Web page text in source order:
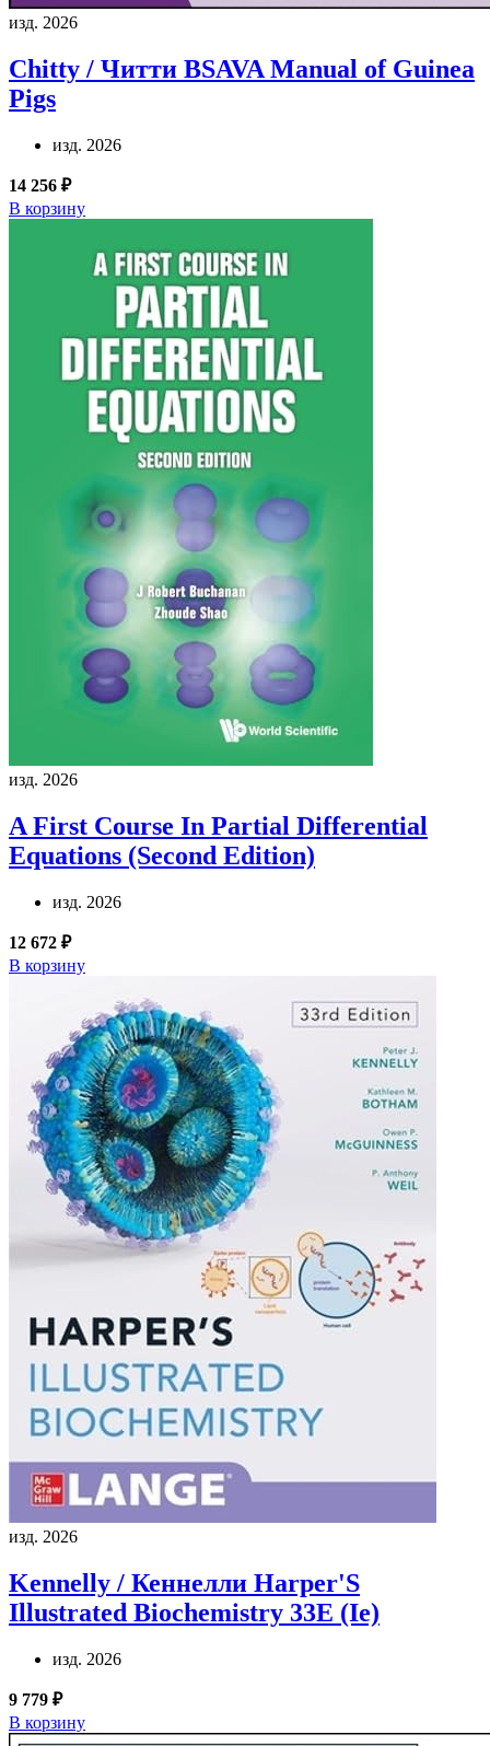
изд. 2026
Chitty / Читти BSAVA Manual of Guinea
Pigs
изд. 2026
14 256 ₽
В корзину
изд. 2026
A First Course In Partial Differential
Equations (Second Edition)
изд. 2026
12 672 ₽
В корзину
изд. 2026
Kennelly / Кеннелли Harper'S
Illustrated Biochemistry 33E (Ie)
изд. 2026
9 779 ₽
В корзину